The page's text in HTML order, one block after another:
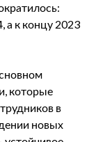
а к концу 2023
которые
в
новых